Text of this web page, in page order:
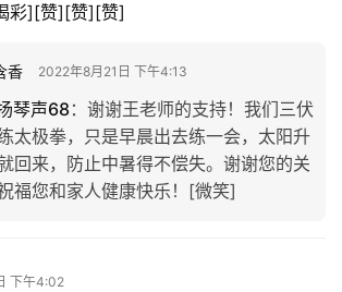
彩][赞][赞][赞]
香 2022年8月21日 下午4:13
琴声68： 谢谢王老师的支持！我们三伏
太极拳，只是早晨出去练一会，太阳升
回来，防止中暑得不偿失。谢谢您的关
福您和家人健康快乐！[微笑]
下午4:02